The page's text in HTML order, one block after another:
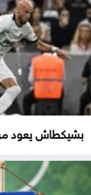
بشيكطاش يعود